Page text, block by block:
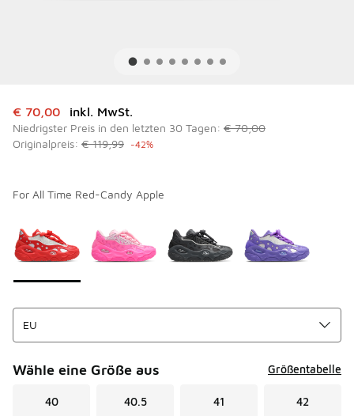
Dieser Artikel ist im Sale. Der Preis ist von auf € 70,00
€ 70,00 inkl. MwSt.
Niedrigster Preis in den letzten 30 Tagen: € 70,00
Originalpreis: € 119,99 -42%
For All Time Red-Candy Apple
Wähle eine Größe aus Größentabelle
40 40.5 41 42